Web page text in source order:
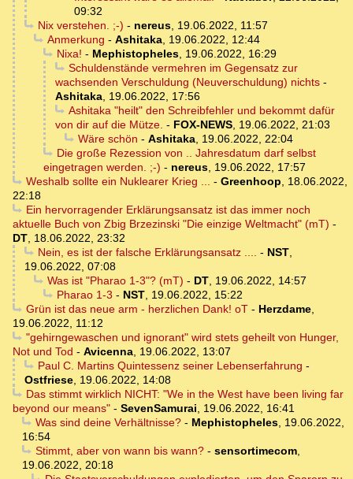
09:32
Nix verstehen. ;-) - nereus, 19.06.2022, 11:57
Anmerkung - Ashitaka, 19.06.2022, 12:44
Nixa! - Mephistopheles, 19.06.2022, 16:29
Schuldenstände vermehren im Gegensatz zur
wachsenden Verschuldung (Neuverschuldung) nichts -
Ashitaka, 19.06.2022, 17:56
Ashitaka "heilt" den Schreibfehler und bekommt dafür
von dir auf die Mütze. - FOX-NEWS, 19.06.2022, 21:03
Wäre schön - Ashitaka, 19.06.2022, 22:04
Die große Rezession von .. Jahresdatum darf selbst
eingetragen werden. ;-) - nereus, 19.06.2022, 17:57
Weshalb sollte ein Nuklearer Krieg ... - Greenhoop, 18.06.2022,
22:18
Ein hervorragender Erklärungsansatz ist das immer noch
aktuelle Buch von Zbig Brzezinski "Die einzige Weltmacht" (mT) -
DT, 18.06.2022, 23:32
Nein, es ist der falsche Erklärungsansatz .... - NST,
19.06.2022, 07:08
Was ist "Pharao 1-3"? (mT) - DT, 19.06.2022, 14:57
Pharao 1-3 - NST, 19.06.2022, 15:22
Grün ist das neue arm - herzlichen Dank! oT- Herzdame,
19.06.2022, 11:12
"gehirngewaschen und ignorant" wird stets geheilt von Hunger,
Not und Tod - Avicenna, 19.06.2022, 13:07
Paul C. Martins Quintessenz seiner Lebenserfahrung -
Ostfriese, 19.06.2022, 14:08
Das stimmt wirklich NICHT: "We in the West have been living far
beyond our means" - SevenSamurai, 19.06.2022, 16:41
Was sind deine Verhältnisse?- Mephistopheles, 19.06.2022,
16:54
Stimmt, aber von wann bis wann?- sensortimecom,
19.06.2022, 20:18